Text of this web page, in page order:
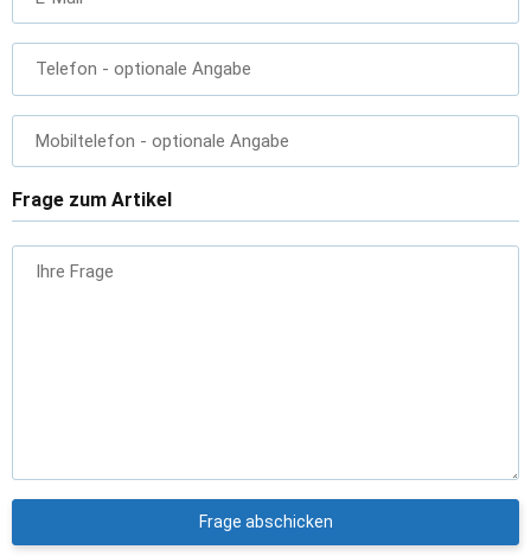
Telefon - optionale Angabe
Mobiltelefon - optionale Angabe
Frage zum Artikel
Ihre Frage
Frage abschicken